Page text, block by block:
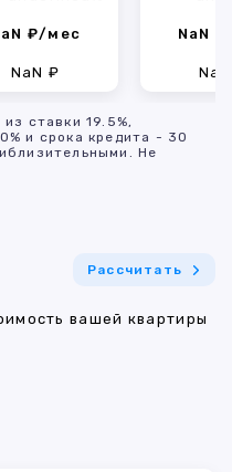
₽/мес
NaN ₽
NaN
ставки 19.5%,
и срока кредита - 30
Не
Рассчитать
вашей квартиры